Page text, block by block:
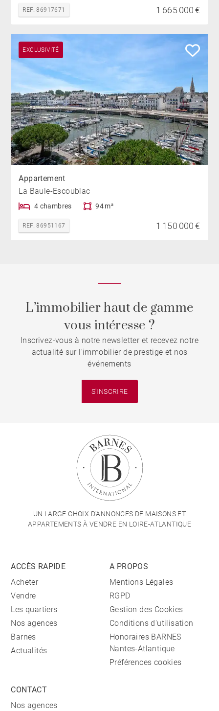
REF. 86917671 1 665 000 €
EXCLUSIVITÉ
Appartement
La Baule-Escoublac
4 chambres 94 m²
REF. 86951167 1 150 000 €
L’immobilier haut de gamme
vous intéresse ?
Inscrivez-vous à notre newsletter et recevez notre
actualité sur l'immobilier de prestige et nos
événements
S'INSCRIRE
UN LARGE CHOIX D'ANNONCES DE MAISONS ET
APPARTEMENTS À VENDRE EN LOIRE-ATLANTIQUE
ACCÈS RAPIDE
Acheter
Vendre
Les quartiers
Nos agences
Barnes
Actualités
A PROPOS
Mentions Légales
RGPD
Gestion des Cookies
Conditions d'utilisation
Honoraires BARNES
Nantes-Atlantique
Préférences cookies
CONTACT
Nos agences